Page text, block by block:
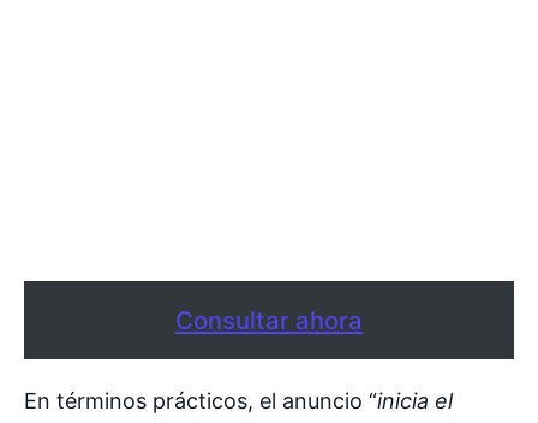
Consultar ahora
En términos prácticos, el anuncio “inicia el